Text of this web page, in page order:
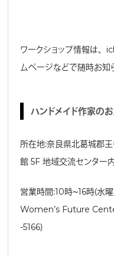
ワークショップ情報は、
ムページなどで随時お知
ハンドメイド作家の
所在地：奈良県北葛城郡
館 5F 地域交流センター
営業時間：10時～16時（
Women’s Future
-5166）